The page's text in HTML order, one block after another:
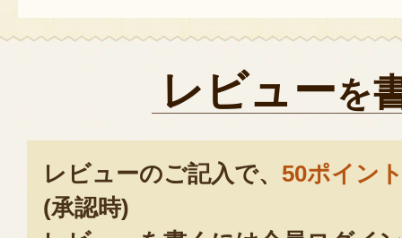
レビューを
レビューのご記入で、 50ポイン
(承認時)